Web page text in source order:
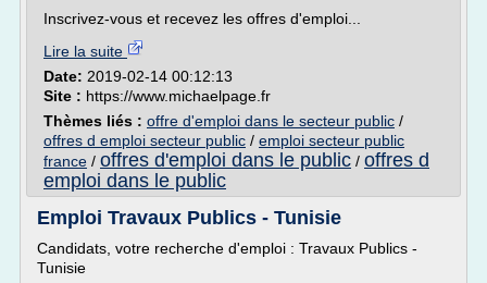
Inscrivez-vous et recevez les offres d'emploi...
Lire la suite
Date: 2019-02-14 00:12:13
Site : https://www.michaelpage.fr
Thèmes liés : offre d'emploi dans le secteur public /
offres d emploi secteur public / emploi secteur public
france / offres d'emploi dans le public / offres d
emploi dans le public
Emploi Travaux Publics - Tunisie
Candidats, votre recherche d'emploi : Travaux Publics -
Tunisie